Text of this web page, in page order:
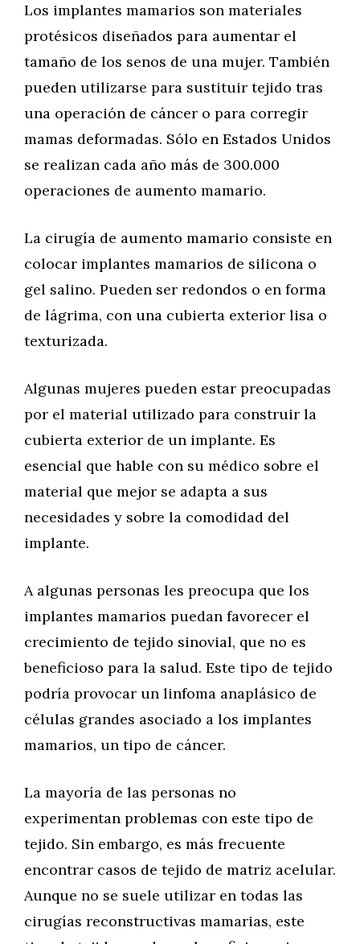
Los implantes mamarios son materiales
protésicos diseñados para aumentar el
tamaño de los senos de una mujer. También
pueden utilizarse para sustituir tejido tras
una operación de cáncer o para corregir
mamas deformadas. Sólo en Estados Unidos
se realizan cada año más de 300.000
operaciones de aumento mamario.
La cirugía de aumento mamario consiste en
colocar implantes mamarios de silicona o
gel salino. Pueden ser redondos o en forma
de lágrima, con una cubierta exterior lisa o
texturizada.
Algunas mujeres pueden estar preocupadas
por el material utilizado para construir la
cubierta exterior de un implante. Es
esencial que hable con su médico sobre el
material que mejor se adapta a sus
necesidades y sobre la comodidad del
implante.
A algunas personas les preocupa que los
implantes mamarios puedan favorecer el
crecimiento de tejido sinovial, que no es
beneficioso para la salud. Este tipo de tejido
podría provocar un linfoma anaplásico de
células grandes asociado a los implantes
mamarios, un tipo de cáncer.
La mayoría de las personas no
experimentan problemas con este tipo de
tejido. Sin embargo, es más frecuente
encontrar casos de tejido de matriz acelular.
Aunque no se suele utilizar en todas las
cirugías reconstructivas mamarias, este